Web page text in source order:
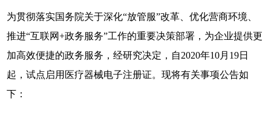
为贯彻落实国务院关于深化“放管服”改革、优化营商环境、
推进“互联网+政务服务”工作的重要决策部署，为企业提供更
加高效便捷的政务服务，经研究决定，自2020年10月19日
起，试点启用医疗器械电子注册证。现将有关事项公告如
下：